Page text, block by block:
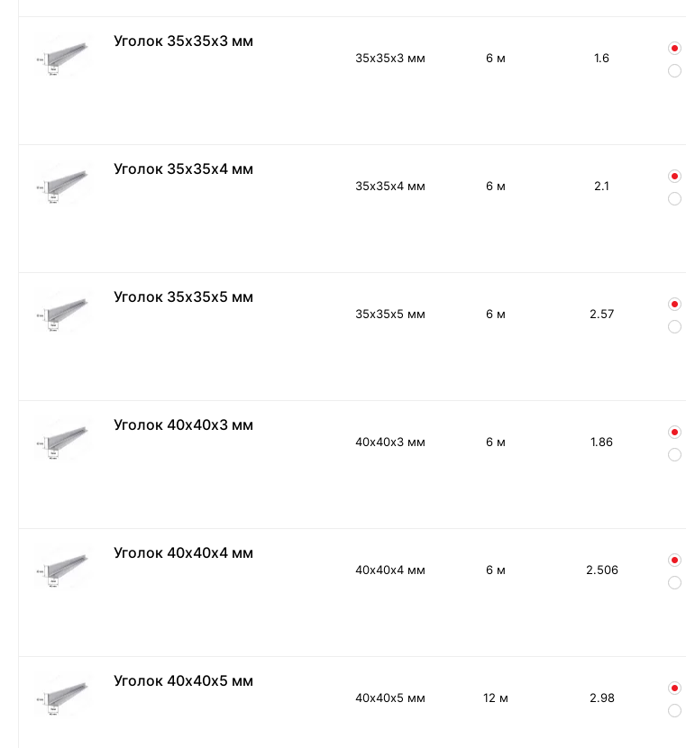
Уголок 35х35х3 мм
35х35х3 мм 6 м 1.6
Уголок 35х35х4 мм
35х35х4 мм 6 м 2.1
Уголок 35х35х5 мм
35х35х5 мм 6 м 2.57
Уголок 40х40х3 мм
40х40х3 мм 6 м 1.86
Уголок 40х40х4 мм
40х40х4 мм 6 м 2.506
Уголок 40х40х5 мм
40х40х5 мм 12 м 2.98